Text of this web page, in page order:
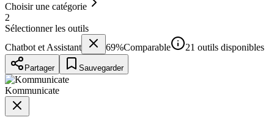
Choisir une catégorie
2
Sélectionner les outils
Chatbot et Assistant
69%Comparable 21 outils disponibles
Partager Sauvegarder
Kommunicate